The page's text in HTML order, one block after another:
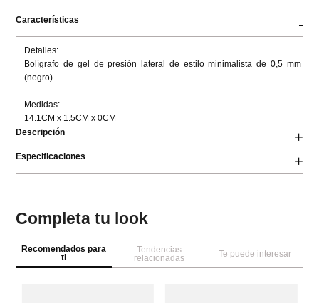
Características -
Detalles:
Bolígrafo de gel de presión lateral de estilo minimalista de 0,5 mm
(negro)
Medidas:
14.1CM x 1.5CM x 0CM
Descripción
+
Especificaciones +
Completa tu look
Recomendados para
ti
Tendencias
relacionadas
Te puede interesar